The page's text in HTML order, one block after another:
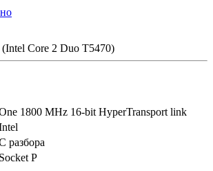
Core 2 Duo T5470)
1800 MHz 16-bit HyperTransport link
разбора
Socket P